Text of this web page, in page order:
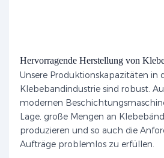
Hervorragende Herstellung von
Unsere Produktionskapazitäten in
Klebebandindustrie sind robust.
modernen
Lage, große Mengen an
produzieren und so auch die
Aufträge problemlos zu erfüllen.